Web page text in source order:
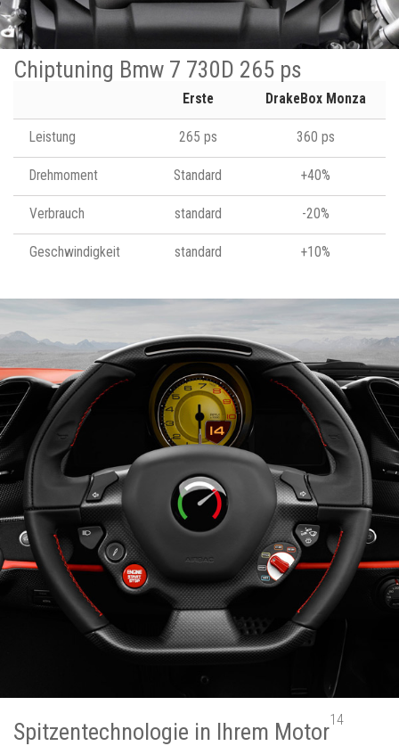
Chiptuning Bmw 7 730D 265 ps
Erste DrakeBox Monza
Leistung 265 ps 360 ps
Drehmoment Standard +40%
Verbrauch standard -20%
Geschwindigkeit standard +10%
Spitzentechnologie in Ihrem Motor14